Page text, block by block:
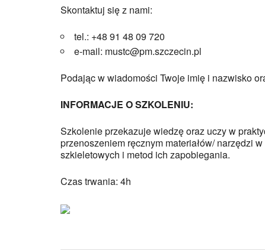
Skontaktuj się z nami:
tel.: +48 91 48 09 720
e-mail: mustc@pm.szczecin.pl
Podając w wiadomości Twoje imię i nazwisko
INFORMACJE O SZKOLENIU:
Szkolenie przekazuje wiedzę oraz uczy w
przenoszeniem ręcznym materiałów/ narzędzi
szkieletowych i metod ich zapobiegania.
Czas trwania: 4h